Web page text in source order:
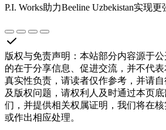
P.I. Works助力Beeline Uzbekistan实现
版权与免责声明 ： 本站部分内容源于
的在于分享信息、促进交流，并不代
真实性负责，请读者仅作参考，并请
及版权问题，请权利人及时通过本页
们，并提供相关权属证明，我们将在
或作出相应处理。